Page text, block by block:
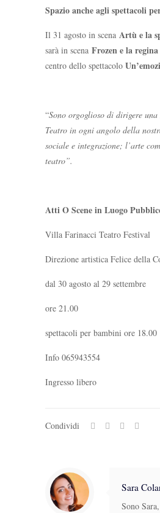
Spazio anche agli spettacoli
Il 31 agosto in scenaArtù e la
sarà in scenaFrozen e la
centro dello spettacolo
“Sono orgoglioso di dirigere
Teatro in ogni angolo della
sociale e integrazione; l’arte
teatro”.
Atti O Scene in Luogo
Villa Farinacci Teatro Festival
Direzione artistica Felice della
dal 30 agosto al 29 settembre
ore 21.00
spettacoli per bambini ore 18.00
Info 065943554
Ingresso libero
Condividi
Sara
Sono